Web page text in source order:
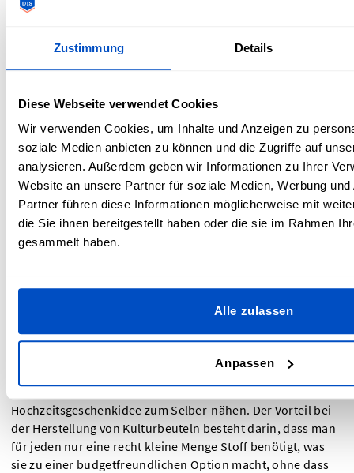
Zustimmung Details
Diese Webseite verwendet Cookies
Wir verwenden Cookies, um Inhalte und Anzeigen zu
soziale Medien anbieten zu können und die Zugriffe auf
analysieren. Außerdem geben wir Informationen zu Ihrer
Website an unsere Partner für soziale Medien, Werbung
Partner führen diese Informationen möglicherweise mit
die Sie ihnen bereitgestellt haben oder die sie im Rahmen
gesammelt haben.
Alle zulassen
Anpassen
Ein zusammenpassendes Schlafset ist der ultimative Luxus
und ein sehr geschätztes Geschenk für faule
Wochenendtage. Bademäntel im Kimono-Stil können in
verschiedenen Größen hergestellt werden und sind beim
Tragen so schmeichelnd, dass du die Konfektionsgröße der
Beschenkten leicht einschätzen kannst, ohne die
Geschenkidee durch Fragen nach der Größe verraten zu
müssen. Kombiniere jeden Bademantel mit einer
Geschenkset.
Zusammenpassende Kulturreisetaschen
Wenn "dein" Hochzeitspaar aus absoluten Jetsettern
besteht, sind Kulturbeutel eine wunderbare
Hochzeitsgeschenkidee zum Selber-nähen. Der Vorteil bei
der Herstellung von Kulturbeuteln besteht darin, dass man
für jeden nur eine recht kleine Menge Stoff benötigt, was
sie zu einer budgetfreundlichen Option macht, ohne dass